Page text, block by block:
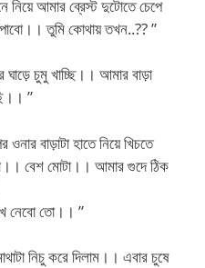
আমার ব্রেস্ট দুটোতে চেপে
তুমি কোথায় তখন..?? ”
চুমু খাচ্ছি।। আমার বাড়া
”
বাড়াটা হাতে নিয়ে খিচতে
বেশ মোটা।। আমার গুদে ঠিক
নেবো তো।। ”
নিচু করে দিলাম।। এবার চুষে